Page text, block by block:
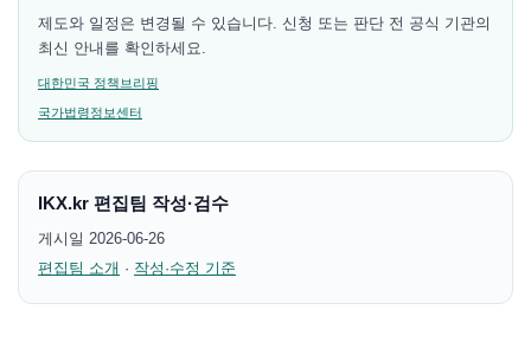
제도와 일정은 변경될 수 있습니다. 신청 또는 판단 전 공식 기관의
최신 안내를 확인하세요.
대한민국 정책브리핑
국가법령정보센터
IKX.kr 편집팀 작성·검수
게시일 2026-06-26
편집팀 소개 · 작성·수정 기준